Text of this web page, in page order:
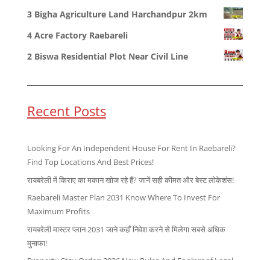
3 Bigha Agriculture Land Harchandpur 2km
4 Acre Factory Raebareli
2 Biswa Residential Plot Near Civil Line
Recent Posts
Looking For An Independent House For Rent In Raebareli?
Find Top Locations And Best Prices!
रायबरेली में किराए का मकान खोज रहे हैं? जानें सही कीमत और बेस्ट लोकेशंस!
Raebareli Master Plan 2031 Know Where To Invest For
Maximum Profits
रायबरेली मास्टर प्लान 2031 जाने कहाँ निवेश करने से मिलेगा सबसे अधिक
मुनाफा!